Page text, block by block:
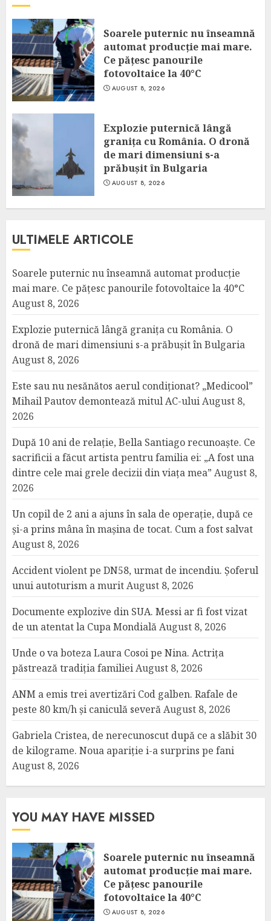
Soarele puternic nu înseamnă
automat producție mai mare.
Ce pățesc panourile
fotovoltaice la 40°C
AUGUST 8, 2026
Explozie puternică lângă
granița cu România. O dronă
de mari dimensiuni s-a
prăbușit în Bulgaria
AUGUST 8, 2026
ULTIMELE ARTICOLE
Soarele puternic nu înseamnă automat producție
mai mare. Ce pățesc panourile fotovoltaice la 40°C
August 8, 2026
Explozie puternică lângă granița cu România. O
dronă de mari dimensiuni s-a prăbușit în Bulgaria
August 8, 2026
Este sau nu nesănătos aerul condiționat? „Medicool”
Mihail Pautov demontează mitul AC-uluiAugust 8,
2026
După 10 ani de relație, Bella Santiago recunoaște. Ce
sacrificii a făcut artista pentru familia ei: „A fost una
dintre cele mai grele decizii din viața mea” August 8,
2026
Un copil de 2 ani a ajuns în sala de operație, după ce
și-a prins mâna în mașina de tocat. Cum a fost salvat
August 8, 2026
Accident violent pe DN58, urmat de incendiu. Șoferul
unui autoturism a muritAugust 8, 2026
Documente explozive din SUA. Messi ar fi fost vizat
de un atentat la Cupa MondialăAugust 8, 2026
Unde o va boteza Laura Cosoi pe Nina. Actrița
păstrează tradiția familieiAugust 8, 2026
ANM a emis trei avertizări Cod galben. Rafale de
peste 80 km/h și caniculă severăAugust 8, 2026
Gabriela Cristea, de nerecunoscut după ce a slăbit 30
de kilograme. Noua apariție i-a surprins pe fani
August 8, 2026
YOU MAY HAVE MISSED
Soarele puternic nu înseamnă
automat producție mai mare.
Ce pățesc panourile
fotovoltaice la 40°C
AUGUST 8, 2026